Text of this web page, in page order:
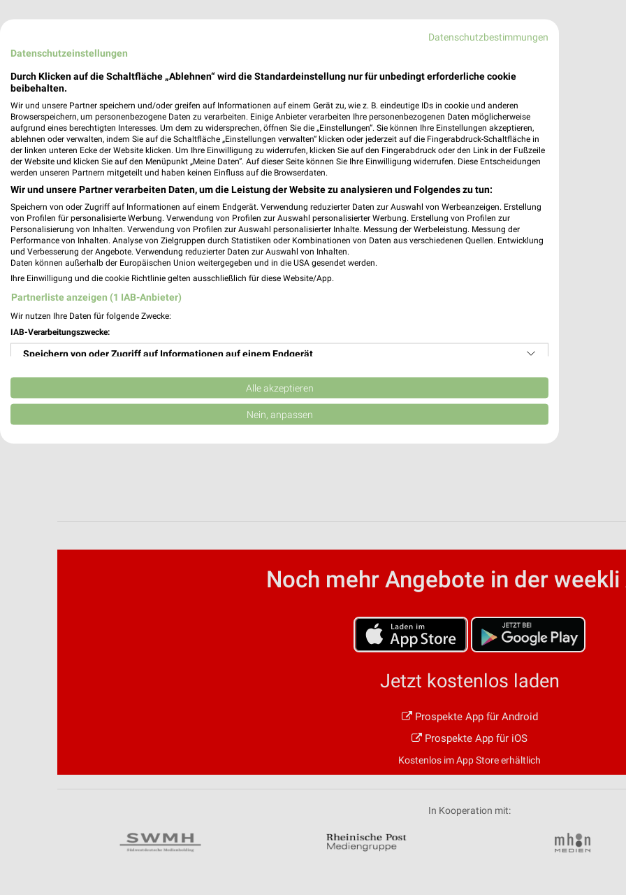
Noch mehr Angebote in der weekli
Jetzt kostenlos laden
Prospekte App für Android
Prospekte App für iOS
Kostenlos im App Store erhältlich
In Kooperation mit:
Datenschutzbestimmungen
Datenschutzeinstellungen
Durch Klicken auf die Schaltfläche „Ablehnen“ wird die Standardeinstellung nur für unbedingt erforderliche cookie
beibehalten.
Wir und unsere Partner speichern und/oder greifen auf Informationen auf einem Gerät zu, wie z. B. eindeutige IDs in cookie und anderen
Browserspeichern, um personenbezogene Daten zu verarbeiten. Einige Anbieter verarbeiten Ihre personenbezogenen Daten möglicherweise
aufgrund eines berechtigten Interesses. Um dem zu widersprechen, öffnen Sie die „Einstellungen“. Sie können Ihre Einstellungen akzeptieren,
ablehnen oder verwalten, indem Sie auf die Schaltfläche „Einstellungen verwalten“ klicken oder jederzeit auf die Fingerabdruck-Schaltfläche in
der linken unteren Ecke der Website klicken. Um Ihre Einwilligung zu widerrufen, klicken Sie auf den Fingerabdruck oder den Link in der Fußzeile
der Website und klicken Sie auf den Menüpunkt „Meine Daten“. Auf dieser Seite können Sie Ihre Einwilligung widerrufen. Diese Entscheidungen
werden unseren Partnern mitgeteilt und haben keinen Einfluss auf die Browserdaten.
Wir und unsere Partner verarbeiten Daten, um die Leistung der Website zu analysieren und Folgendes zu tun:
Speichern von oder Zugriff auf Informationen auf einem Endgerät. Verwendung reduzierter Daten zur Auswahl von Werbeanzeigen. Erstellung
von Profilen für personalisierte Werbung. Verwendung von Profilen zur Auswahl personalisierter Werbung. Erstellung von Profilen zur
Personalisierung von Inhalten. Verwendung von Profilen zur Auswahl personalisierter Inhalte. Messung der Werbeleistung. Messung der
Performance von Inhalten. Analyse von Zielgruppen durch Statistiken oder Kombinationen von Daten aus verschiedenen Quellen. Entwicklung
und Verbesserung der Angebote. Verwendung reduzierter Daten zur Auswahl von Inhalten.
Daten können außerhalb der Europäischen Union weitergegeben und in die USA gesendet werden.
Ihre Einwilligung und die cookie Richtlinie gelten ausschließlich für diese Website/App.
Partnerliste anzeigen (1 IAB-Anbieter)
Wir nutzen Ihre Daten für folgende Zwecke:
IAB-Verarbeitungszwecke:
Speichern von oder Zugriff auf Informationen auf einem Endgerät
Verwendung reduzierter Daten zur Auswahl von Werbeanzeigen
Erstellung von Profilen für personalisierte Werbung
Analyse von Zielgruppen durch Statistiken oder Kombinationen von Daten aus verschiedenen
Alle akzeptieren
Nein, anpassen